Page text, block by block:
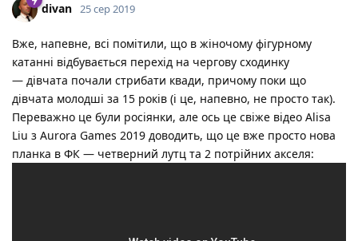
divan 25 сер 2019
Вже, напевне, всі помітили, що в жіночому фігурному
катанні відбувається перехід на чергову сходинку
— дівчата почали стрибати квади, причому поки що
дівчата молодші за 15 років (і це, напевно, не просто так).
Переважно це були росіянки, але ось це свіже відео Alisa
Liu з Aurora Games 2019 доводить, що це вже просто нова
планка в ФК — четверний лутц та 2 потрійних акселя: